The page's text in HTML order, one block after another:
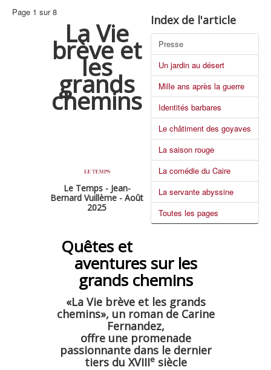
Index de l'article
Presse
Un jardin au désert
Mille ans après la guerre
Identités barbares
Le châtiment des goyaves
La saison rouge
La comédie du Caire
La servante abyssine
Toutes les pages
Page 1 sur 8
La Vie
brève et
les
grands
chemins
Le Temps - Jean-
Bernard Vuillème - Août
2025
Quêtes et
aventures sur les
grands chemins
«La Vie brève et les grands
chemins», un roman de Carine
Fernandez,
offre une promenade
passionnante dans le dernier
tiers du XVIIIesiècle